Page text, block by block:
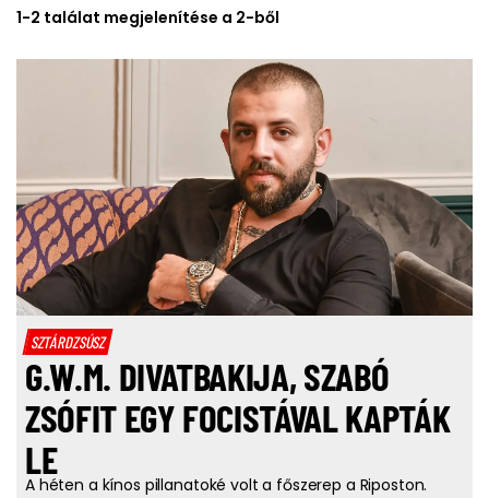
1-2 találat megjelenítése a 2-ből
SZTÁRDZSÚSZ
G.W.M. DIVATBAKIJA, SZABÓ
ZSÓFIT EGY FOCISTÁVAL KAPTÁK
LE
A héten a kínos pillanatoké volt a főszerep a Riposton.